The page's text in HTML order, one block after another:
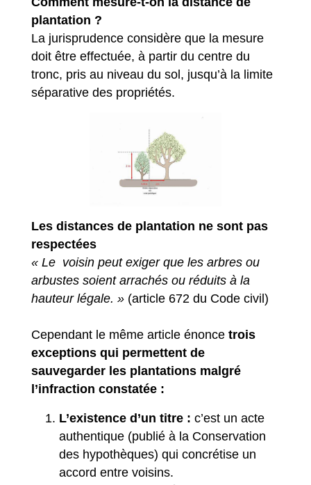
plantation ?
La jurisprudence considère que la mesure
doit être effectuée, à partir du centre du
tronc, pris au niveau du sol, jusqu’à la limite
séparative des propriétés.
Les distances de plantation ne sont pas
respectées
« Le voisin peut exiger que les arbres ou
arbustes soient arrachés ou réduits à la
hauteur légale. » (article 672 du Code civil)
Cependant le même article énonce trois
exceptions qui permettent de
sauvegarder les plantations malgré
l’infraction constatée :
L’existence d’un titre : c’est un acte
authentique (publié à la Conservation
des hypothèques) qui concrétise un
accord entre voisins.